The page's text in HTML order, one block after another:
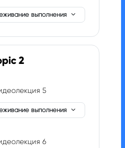
выполнения
2
5Книга
выполнения
6Книга